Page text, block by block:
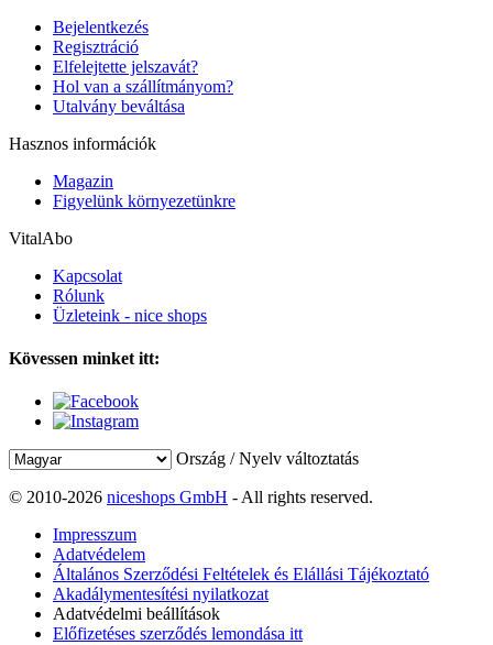
Bejelentkezés
Regisztráció
Elfelejtette jelszavát?
Hol van a szállítmányom?
Utalvány beváltása
Hasznos információk
Magazin
Figyelünk környezetünkre
VitalAbo
Kapcsolat
Rólunk
Üzleteink - nice shops
Kövessen minket itt:
Ország / Nyelv változtatás
© 2010-2026 niceshops GmbH - All rights reserved.
Impresszum
Adatvédelem
Általános Szerződési Feltételek és Elállási Tájékoztató
Akadálymentesítési nyilatkozat
Adatvédelmi beállítások
Előfizetéses szerződés lemondása itt